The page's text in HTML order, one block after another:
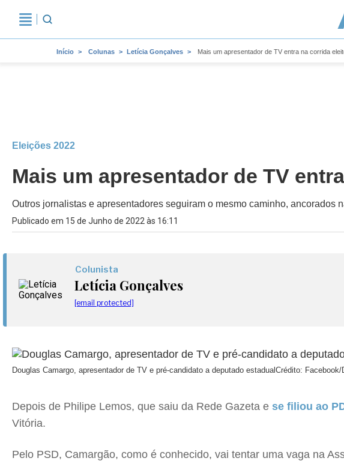
Início Colunas Letícia Gonçalves Mais um apresentador de TV entra na corrida
Eleições 2022
Mais um apresentador de TV
Outros jornalistas e apresentadores seguiram o mesmo caminho, ancorados
Publicado em 15 de Junho de 2022 às 16:11
Colunista
Letícia Gonçalves
[email protected]
Douglas Camargo, apresentador de TV e pré-candidato a deputado estadualCrédito: Facebook/
Depois de Philipe Lemos, que saiu da Rede Gazeta e se filiou ao
Vitória.
Pelo PSD, Camargão, como é conhecido, vai tentar uma vaga na